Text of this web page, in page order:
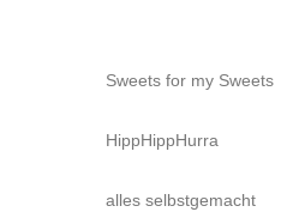
Sweets for my Sweets
HippHippHurra
alles selbstgemacht